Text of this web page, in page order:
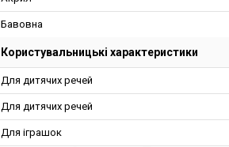
Бавовна
Користувальницькі характеристики
Для дитячих речей
Для дитячих речей
Для іграшок